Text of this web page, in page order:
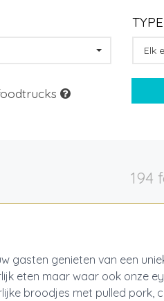
Elk
194
gasten genieten van een
eten maar waar ook onze
broodjes met pulled pork,